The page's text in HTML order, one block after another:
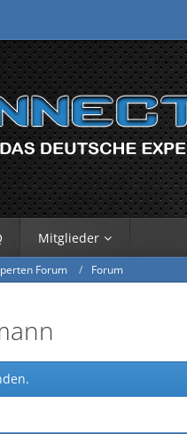
Mitglieder
Forum Forum